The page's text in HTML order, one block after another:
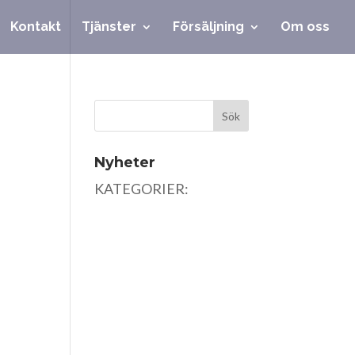
Kontakt Tjänster Försäljning Om oss
Nyheter
KATEGORIER: